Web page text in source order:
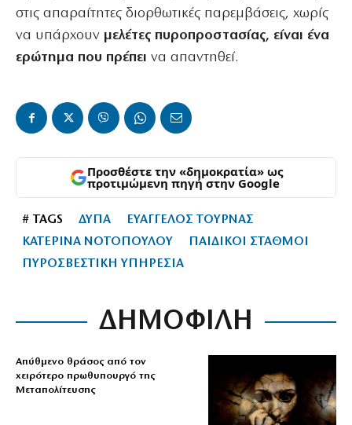
στις απαραίτητες διορθωτικές παρεμβάσεις, χωρίς
να υπάρχουν μελέτες πυροπροστασίας, είναι ένα
ερώτημα που πρέπει να απαντηθεί.
Προσθέστε την «δημοκρατία» ως
προτιμώμενη πηγή στην Google
# TAGS ΔΥΠΑ
ΕΥΑΓΓΕΛΟΣ ΤΟΥΡΝΑΣ
ΚΑΤΕΡΙΝΑ ΝΟΤΟΠΟΥΛΟΥ
ΠΑΙΔΙΚΟΙ ΣΤΑΘΜΟΙ
ΠΥΡΟΣΒΕΣΤΙΚΗ ΥΠΗΡΕΣΙΑ
ΔΗΜΟΦΙΛΗ
Απύθμενο θράσος από τον
χειρότερο πρωθυπουργό της
Μεταπολίτευσης